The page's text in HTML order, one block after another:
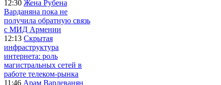
12:30 Жена Рубена
Варданяна пока не
получила обратную связь
с МИД Армении
12:13 Скрытая
инфраструктура
интернета: роль
магистральных сетей в
работе телеком-рынка
11:46 Арам Вардеванян